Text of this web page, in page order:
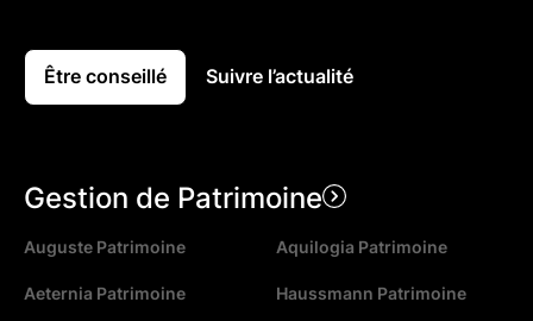
Être conseillé Suivre l’actualité
Gestion de Patrimoine
Auguste Patrimoine Aquilogia Patrimoine
Aeternia Patrimoine Haussmann Patrimoine